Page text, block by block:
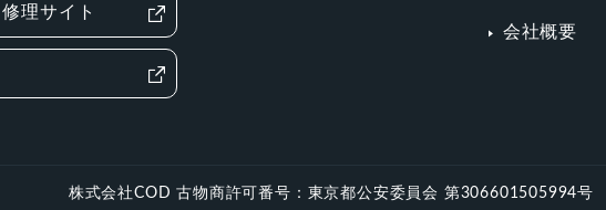
修理サイト
会社概要
株式会社COD 古物商許可番号：東京都公安委員会 第306601505994号